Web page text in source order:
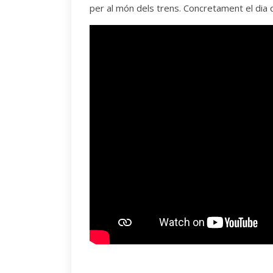
per al món dels trens. Concretament el dia